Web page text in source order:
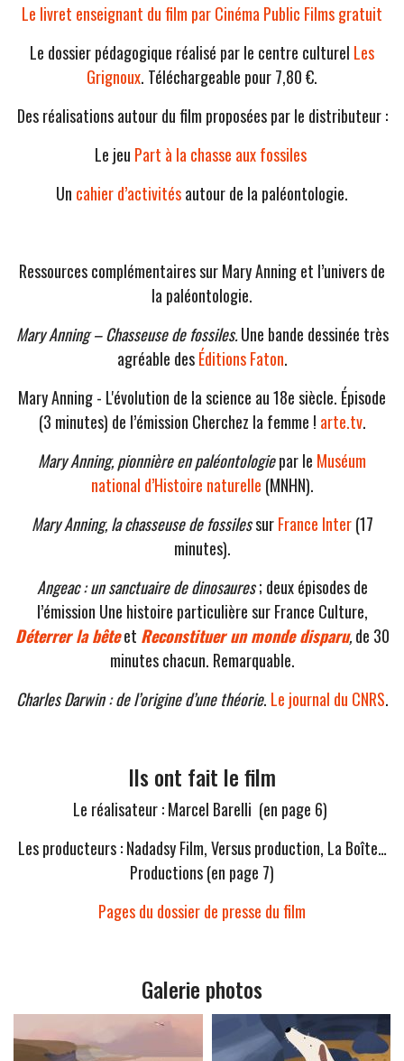
Le livret enseignant du film par Cinéma Public Films gratuit
Le dossier pédagogique réalisé par le centre culturel Les
Grignoux. Téléchargeable pour 7,80 €.
Des réalisations autour du film proposées par le distributeur :
Le jeu Part à la chasse aux fossiles
Un cahier d’activitésautour de la paléontologie.
Ressources complémentaires sur Mary Anning et l’univers de
la paléontologie.
Mary Anning – Chasseuse de fossiles.Une bande dessinée très
agréable desÉditions Faton.
Mary Anning - L'évolution de la science au 18e siècle. Épisode
(3 minutes) de l’émission Cherchez la femme ! arte.tv.
Mary Anning, pionnière en paléontologiepar le Muséum
national d’Histoire naturelle (MNHN).
Mary Anning, la chasseuse de fossilessurFrance Inter(17
minutes).
Angeac : un sanctuaire de dinosaures; deux épisodes de
l’émission Une histoire particulière sur France Culture,
Déterrer la bêteet Reconstituer un monde disparu,de 30
minutes chacun. Remarquable.
Charles Darwin : de l’origine d’une théorie. Le journal du CNRS.
Ils ont fait le film
Le réalisateur : Marcel Barelli (en page 6)
Les producteurs : Nadadsy Film, Versus production, La Boîte…
Productions (en page 7)
Pages du dossier de presse du film
Galerie photos